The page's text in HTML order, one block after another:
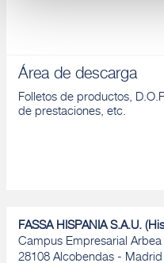
Área de descarga
Folletos de productos,
de prestaciones, etc.
FASSA HISPANIA S.A.U.
Campus Empresarial
28108 Alcobendas - Madrid